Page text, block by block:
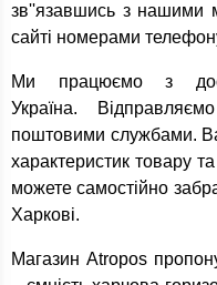
зв''язавшись з нашими
сайті номерами
Ми працюємо з
Україна.
поштовими службами.
характеристик товару
можете самостійно
Харкові.
Магазин Atropos